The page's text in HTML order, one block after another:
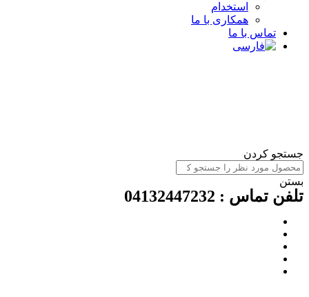
استخدام
همکاری با ما
تماس با ما
جستجو کردن
بستن
تلفن تماس : 04132447232